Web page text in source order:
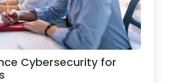
Cybersecurity for